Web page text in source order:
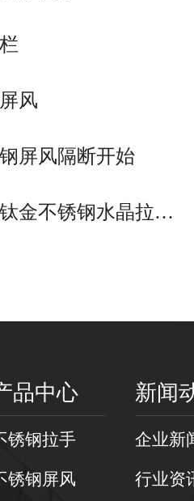
风
屏风隔断开始
金不锈钢水晶拉…
品中心
锈钢拉手
锈钢屏风
新闻
企业新
行业资